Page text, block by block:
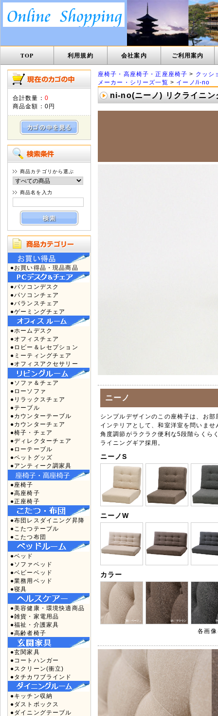
TOP 利用規約 会社案内 ご利用案内
合計数量： 0
商品金額： 0円
商品カテゴリから選ぶ
商品名を入力
●お買い得品・現品商品
●パソコンデスク
●パソコンチェア
●バランスチェア
●ゲーミングチェア
●ホームデスク
●オフィスチェア
●ロビー＆レセプション
●ミーティングチェア
●オフィスアクセサリー
●ソファ＆チェア
●ローソファ
●リラックスチェア
●テーブル
●カウンターテーブル
●カウンターチェア
●椅子・チェア
●ディレクターチェア
●ローテーブル
●ペットグッズ
●アンティーク調家具
●座椅子
●高座椅子
●正座椅子
●布団レスダイニング昇降
●こたつテーブル
●こたつ布団
●ベッド
●ソファベッド
●ベビーベッド
●業務用ベッド
●寝具
●美容健康・環境快適商品
●雑貨・家電用品
●福祉・介護家具
●高齢者椅子
●玄関家具
●コートハンガー
●スクリーン(衝立)
●タチカワブラインド
●キッチン収納
●ダストボックス
●ダイニングテーブル
座椅子・高座椅子・正座座椅子 > クッシ
メーカー・シリーズ一覧 > イーノ/i-no
ni-no(ニーノ) リクライニン
ニーノ
シンプルデザインのこの座椅子は、お部
インテリアとして、和室洋室を問いませ
角度調節がラクラク便利な5段階らくら
ライニングギア採用。
ニーノS
ニーノW
カラー
各画